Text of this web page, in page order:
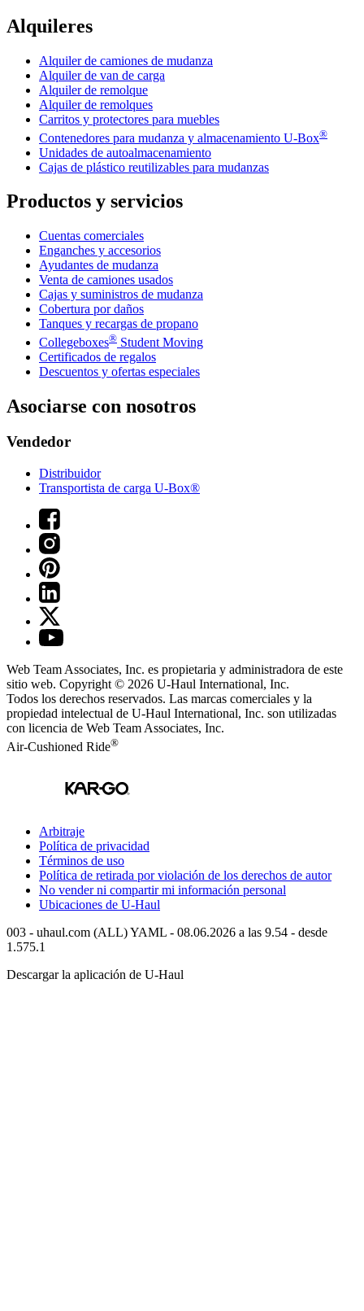
Alquileres
Alquiler de camiones de mudanza
Alquiler de van de carga
Alquiler de remolque
Alquiler de remolques
Carritos y protectores para muebles
Contenedores para mudanza y almacenamiento U-Box®
Unidades de autoalmacenamiento
Cajas de plástico reutilizables para mudanzas
Productos y servicios
Cuentas comerciales
Enganches y accesorios
Ayudantes de mudanza
Venta de camiones usados
Cajas y suministros de mudanza
Cobertura por daños
Tanques y recargas de propano
Collegeboxes® Student Moving
Certificados de regalos
Descuentos y ofertas especiales
Asociarse con nosotros
Vendedor
Distribuidor
Transportista de carga U-Box®
Web Team Associates, Inc. es propietaria y administradora de este
sitio web. Copyright © 2026 U-Haul International, Inc.
Todos los derechos reservados. Las marcas comerciales y la
propiedad intelectual de U-Haul International, Inc. son utilizadas
con licencia de Web Team Associates, Inc.
Air-Cushioned Ride®
Arbitraje
Política de privacidad
Términos de uso
Política de retirada por violación de los derechos de autor
No vender ni compartir mi información personal
Ubicaciones de U-Haul
003 - uhaul.com (ALL) YAML - 08.06.2026 a las 9.54 - desde
1.575.1
Descargar la aplicación de U-Haul